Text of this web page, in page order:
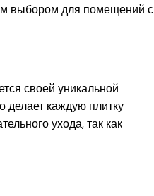
выбором для помещений с
своей уникальной
делает каждую плитку
ухода, так как